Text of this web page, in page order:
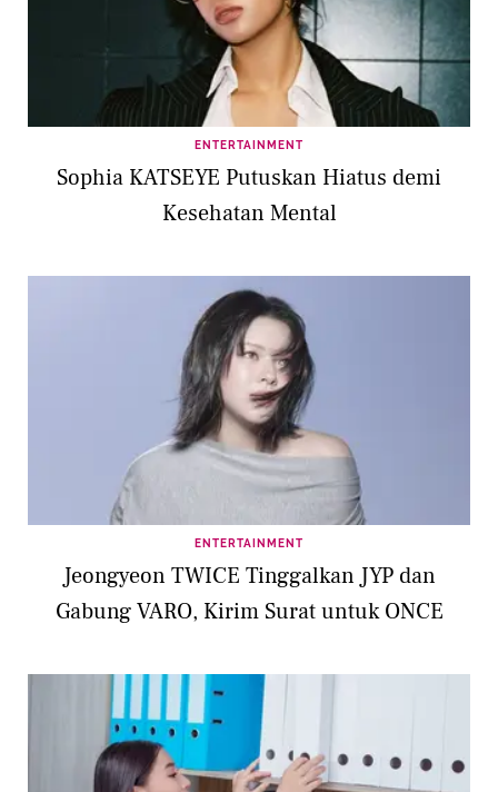
ENTERTAINMENT
Sophia KATSEYE Putuskan Hiatus demi
Kesehatan Mental
ENTERTAINMENT
Jeongyeon TWICE Tinggalkan JYP dan
Gabung VARO, Kirim Surat untuk ONCE